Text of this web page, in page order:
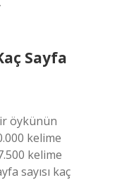
Sayfa
öykünün
kelime
kelime
sayısı kaç